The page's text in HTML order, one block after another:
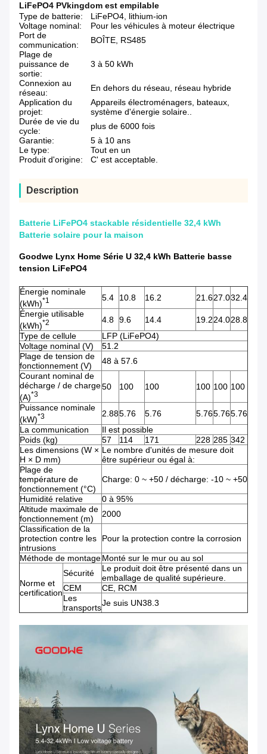
LiFePO4 PVkingdom est empilable
Type de batterie:
LiFePO4, lithium-ion
Voltage nominal:
Pour les véhicules à moteur électrique
Port de
communication:
BOÎTE, RS485
Plage de
puissance de
sortie:
3 à 50 kWh
Connexion au
réseau:
En dehors du réseau, réseau hybride
Application du
projet:
Appareils électroménagers, bateaux,
système d'énergie solaire..
Durée de vie du
cycle:
plus de 6000 fois
Garantie:
5 à 10 ans
Le type:
Tout en un
Produit d'origine:
C' est acceptable.
Description
Batterie LiFePO4 stackable résidentielle 32,4 kWh
Batterie solaire pour la maison
Goodwe Lynx Home Série U 32,4 kWh Batterie basse
tension LiFePO4
Énergie nominale
(kWh)*1 5.4 10.8 16.2 21.627.032.4
Énergie utilisable
(kWh)*2 4.8 9.6 14.4 19.224.028.8
Type de cellule
LFP (LiFePO4)
Voltage nominal (V)
51.2
Plage de tension de
fonctionnement (V)
48 à 57.6
Courant nominal de
décharge / de charge
(A)*3
50 100 100 100 100 100
Puissance nominale
(kW)*3 2.885.76 5.76 5.765.765.76
La communication
Il est possible
Poids (kg)
57 114 171 228 285 342
Les dimensions (W ×
H × D mm)
Le nombre d'unités de mesure doit
être supérieur ou égal à:
Plage de
température de
fonctionnement (°C)
Charge: 0 ~ +50 / décharge: -10 ~ +50
Humidité relative
0 à 95%
Altitude maximale de
fonctionnement (m)
2000
Classification de la
protection contre les
intrusions
Pour la protection contre la corrosion
Méthode de montageMonté sur le mur ou au sol
Norme et
certification
Sécurité
Le produit doit être présenté dans un
emballage de qualité supérieure.
CEM
CE, RCM
Les
transportsJe suis UN38.3